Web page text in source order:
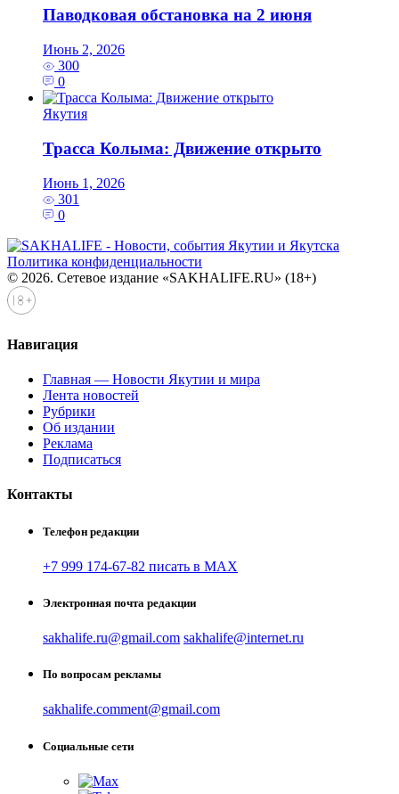
Паводковая обстановка на 2 июня
Июнь 2, 2026
300
0
Якутия
Трасса Колыма: Движение открыто
Июнь 1, 2026
301
0
Политика конфиденциальности
© 2026. Сетевое издание «SAKHALIFE.RU» (18+)
Навигация
Главная — Новости Якутии и мира
Лента новостей
Рубрики
Об издании
Реклама
Подписаться
Контакты
Телефон редакции
+7 999 174-67-82 писать в MAX
Электронная почта редакции
sakhalife.ru@gmail.com sakhalife@internet.ru
По вопросам рекламы
sakhalife.comment@gmail.com
Социальные сети